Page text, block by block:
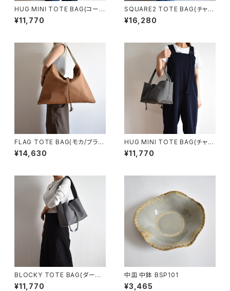
HUG MINI TOTE BAG(コーヒ
ー/ブラウン)
¥11,770
SQUARE2 TOTE BAG(チャコ
ール/グレー）
¥16,280
FLAG TOTE BAG(モカ/ブラウ
ン)
¥14,630
HUG MINI TOTE BAG(チャコ
ール/グレー)
¥11,770
BLOCKY TOTE BAG(ダーク
グレー)
¥11,770
中皿 中鉢 BSP101
¥3,465